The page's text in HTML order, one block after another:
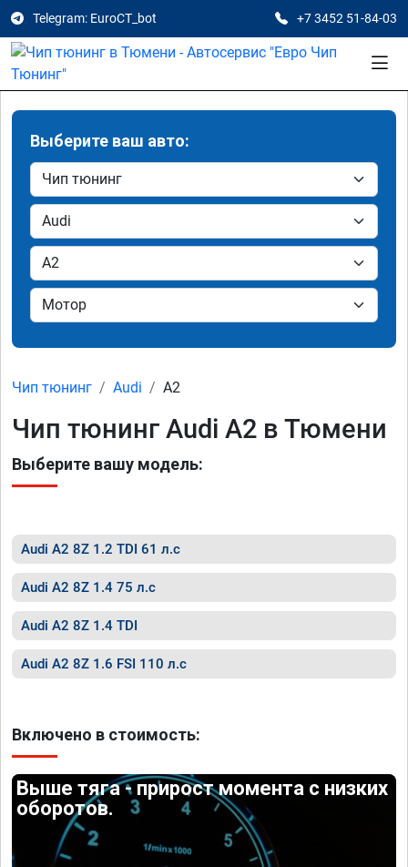
Telegram: EuroCT_bot +7 3452 51-84-03
Выберите ваш авто:
Чип тюнинг Audi A2
Чип тюнинг Audi A2 в Тюмени
Выберите вашу модель:
Audi A2 8Z 1.2 TDI 61 л.с
Audi A2 8Z 1.4 75 л.с
Audi A2 8Z 1.4 TDI
Audi A2 8Z 1.6 FSI 110 л.с
Включено в стоимость:
Выше тяга - прирост момента с низких
оборотов.